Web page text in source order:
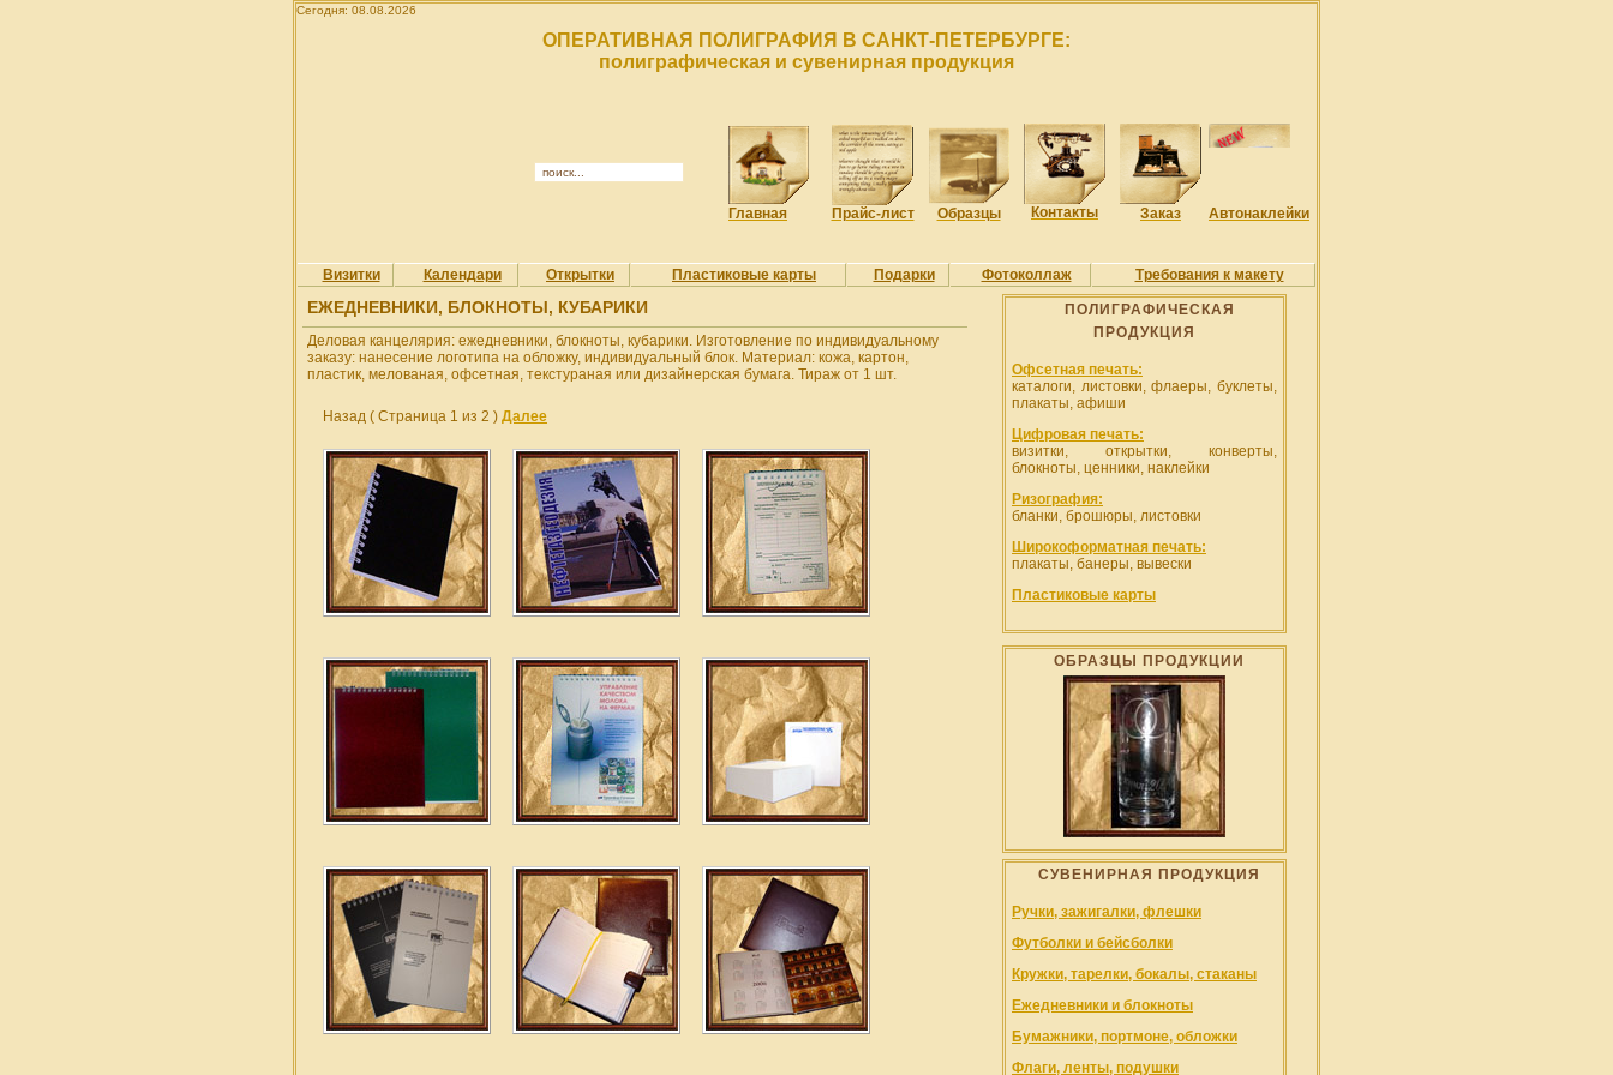
Сегодня: 08.08.2026
ОПЕРАТИВНАЯ ПОЛИГРАФИЯ В САНКТ-ПЕТЕРБУРГЕ:
полиграфическая и сувенирная продукция
Главная Прайс-лист Образцы Контакты Заказ Автонаклейки
Визитки Календари Открытки Пластиковые карты Подарки Фотоколлаж Требования к макету
ЕЖЕДНЕВНИКИ, БЛОКНОТЫ, КУБАРИКИ
Деловая канцелярия: ежедневники, блокноты, кубарики. Изготовление по индивидуальному
заказу: нанесение логотипа на обложку, индивидуальный блок. Материал: кожа, картон,
пластик, мелованая, офсетная, текстураная или дизайнерская бумага. Тираж от 1 шт.
Назад ( Страница 1 из 2 ) Далее
ПОЛИГРАФИЧЕСКАЯ
ПРОДУКЦИЯ
Офсетная печать:
каталоги, листовки, флаеры, буклеты,
плакаты, афиши
Цифровая печать:
визитки, открытки, конверты,
блокноты, ценники, наклейки
Ризография:
бланки, брошюры, листовки
Широкоформатная печать:
плакаты, банеры, вывески
Пластиковые карты
ОБРАЗЦЫ ПРОДУКЦИИ
СУВЕНИРНАЯ ПРОДУКЦИЯ
Ручки, зажигалки, флешки
Футболки и бейсболки
Кружки, тарелки, бокалы, стаканы
Ежедневники и блокноты
Бумажники, портмоне, обложки
Флаги, ленты, подушки